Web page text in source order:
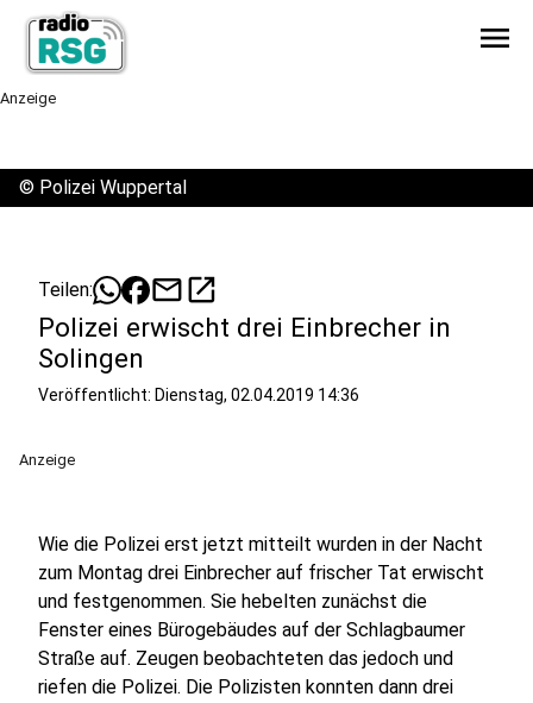
menu
Anzeige
© Polizei Wuppertal
Teilen: mailopen_in_new
Polizei erwischt drei Einbrecher in
Solingen
Veröffentlicht: Dienstag, 02.04.2019 14:36
Anzeige
Wie die Polizei erst jetzt mitteilt wurden in der Nacht
zum Montag drei Einbrecher auf frischer Tat erwischt
und festgenommen. Sie hebelten zunächst die
Fenster eines Bürogebäudes auf der Schlagbaumer
Straße auf. Zeugen beobachteten das jedoch und
riefen die Polizei. Die Polizisten konnten dann drei